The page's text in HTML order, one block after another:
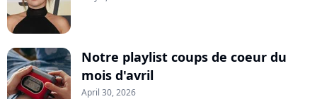
Notre playlist coups de coeur du
mois d'avril
April 30, 2026